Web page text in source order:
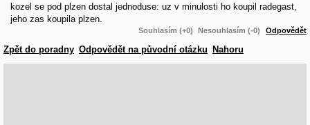
kozel se pod plzen dostal jednoduse: uz v minulosti ho koupil radegast,
jeho zas koupila plzen.
Souhlasím (+0) Nesouhlasím (-0) Odpovědět
Zpět do poradny Odpovědět na původní otázku Nahoru